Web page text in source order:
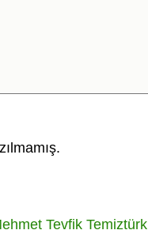
Tevfik Temiztürk